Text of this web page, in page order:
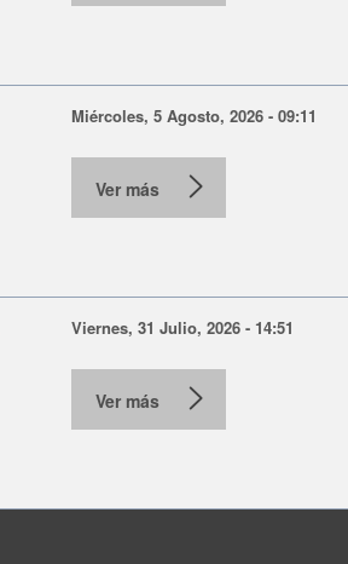
Miércoles, 5 Agosto, 2026 - 09:11
Ver más
Viernes, 31 Julio, 2026 - 14:51
Ver más